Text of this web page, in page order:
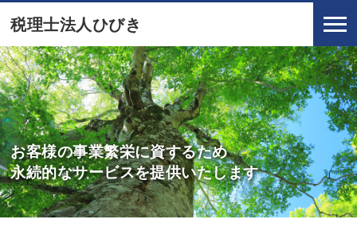
税理士法人ひびき
お客様の事業繁栄に資するため
永続的なサービスを提供いたします